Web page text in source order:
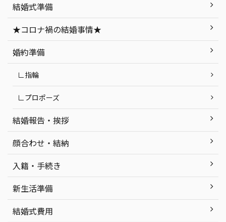
でき
は
』
いき
トウエディングを徹底解説します！ 目
次 「ナイトウエディング」って何？ ナ
イトウエディングのメリット・デメリ
ット ナイトウエディングの式場探しで
気をつけたいポイン ...
ト
紹
町
結婚式準備
★コロナ禍の結婚事情★
婚約準備
∟指輪
∟プロポーズ
結婚報告・挨拶
顔合わせ・結納
入籍・手続き
新生活準備
結婚式費用